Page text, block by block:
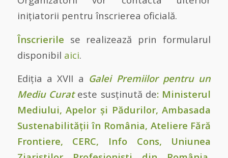
inițiatorii pentru înscrierea oficială.
Înscrierile se realizează prin formularul
disponibil aici.
Ediția a XVII a Galei Premiilor pentru un
Mediu Curateste susținută de: Ministerul
Mediului, Apelor și Pădurilor, Ambasada
Sustenabilității în România, Ateliere Fără
Frontiere, CERC, Info Cons, Uniunea